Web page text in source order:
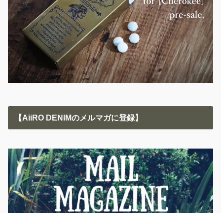
【AiiRO DENIMのメルマガに登録】